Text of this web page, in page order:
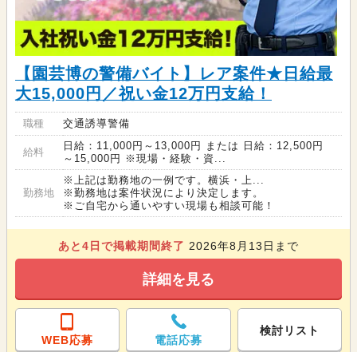
【園芸博の警備バイト】レア案件★日給最
大15,000円／祝い金12万円支給！
職種 交通誘導警備
給料
日給：11,000円～13,000円 または 日給：12,500円
～15,000円 ※現場・経験・資...
勤務地
※上記は勤務地の一例です。横浜・上...
※勤務地は案件状況により決定します。
※ご自宅から通いやすい現場も相談可能！
あと4 日で掲載期間終了 2026年8月13日まで
詳細を見る
WEB応募 電話応募
検討リスト